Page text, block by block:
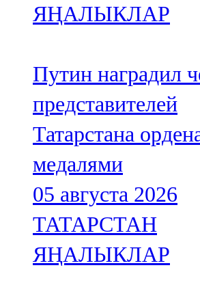
ЯҢАЛЫКЛАР
Путин наградил
представителей
Татарстана
медалями
05 августа 2026
ТАТАРСТАН
ЯҢАЛЫКЛАР